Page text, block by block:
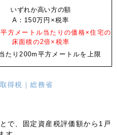
いずれか高い方の額
A：150万円×税率
方メートル当たりの価格×住宅の
床面積の2倍×税率
たり200m平方メートルを上限
得税｜総務省
で、固定資産税評価額から1戸